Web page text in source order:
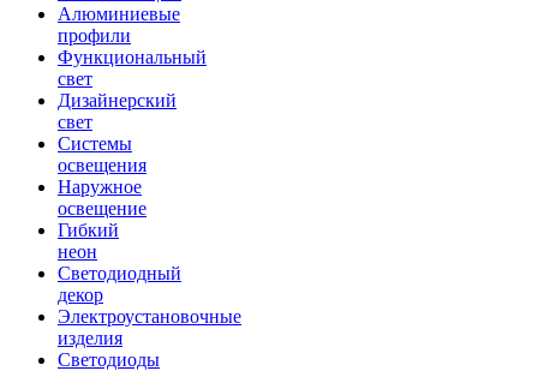
Алюминиевые
профили
Функциональный
свет
Дизайнерский
свет
Системы
освещения
Наружное
освещение
Гибкий
неон
Светодиодный
декор
Электроустановочные
изделия
Светодиоды